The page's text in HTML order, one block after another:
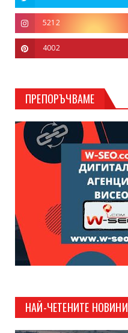
5212
4002
ПРЕПОРЪЧВАМЕ
НАЙ-ЧЕТЕНИТЕ НОВИНИ